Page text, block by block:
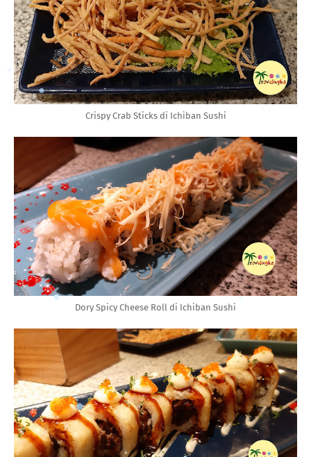
Crispy Crab Sticks di Ichiban Sushi
Dory Spicy Cheese Roll di Ichiban Sushi